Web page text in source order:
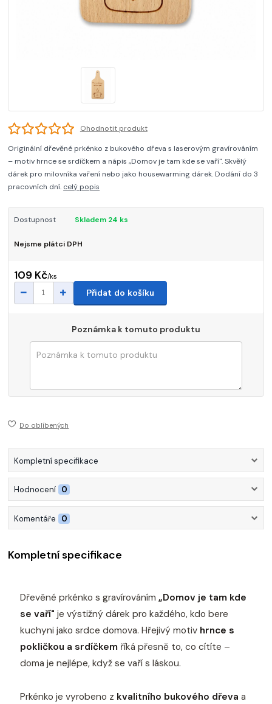
Ohodnotit produkt
Originální dřevěné prkénko z bukového dřeva s laserovým gravírováním
– motiv hrnce se srdíčkem a nápis „Domov je tam kde se vaří". Skvělý
dárek pro milovníka vaření nebo jako housewarming dárek. Dodání do 3
pracovních dní. celý popis
Dostupnost Skladem 24 ks
Nejsme plátci DPH
109 Kč/ks
Přidat do košíku
Poznámka k tomuto produktu
Do oblíbených
Kompletní specifikace
Hodnocení 0
Komentáře 0
Kompletní specifikace
Dřevěné prkénko s gravírováním„Domov je tam kde
se vaří" je výstižný dárek pro každého, kdo bere
kuchyni jako srdce domova. Hřejivý motiv hrnce s
pokličkou a srdíčkem říká přesně to, co cítíte –
doma je nejlépe, když se vaří s láskou.
Prkénko je vyrobeno z kvalitního bukového dřeva a